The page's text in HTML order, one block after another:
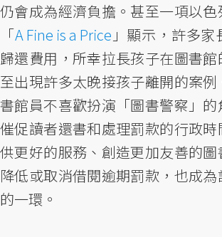
仍會成為經濟負擔。甚至一項以
「A Fine is a Price 」顯示，許多
歸還費用，所幸拉長孩子在圖書
至出現許多太晚接孩子離開的案
書館員不喜歡扮演「圖書警察」
催促讀者還書和處理罰款的行政
供更好的服務、創造更加友善的圖
降低或取消借閱逾期罰款，也成
的一環。